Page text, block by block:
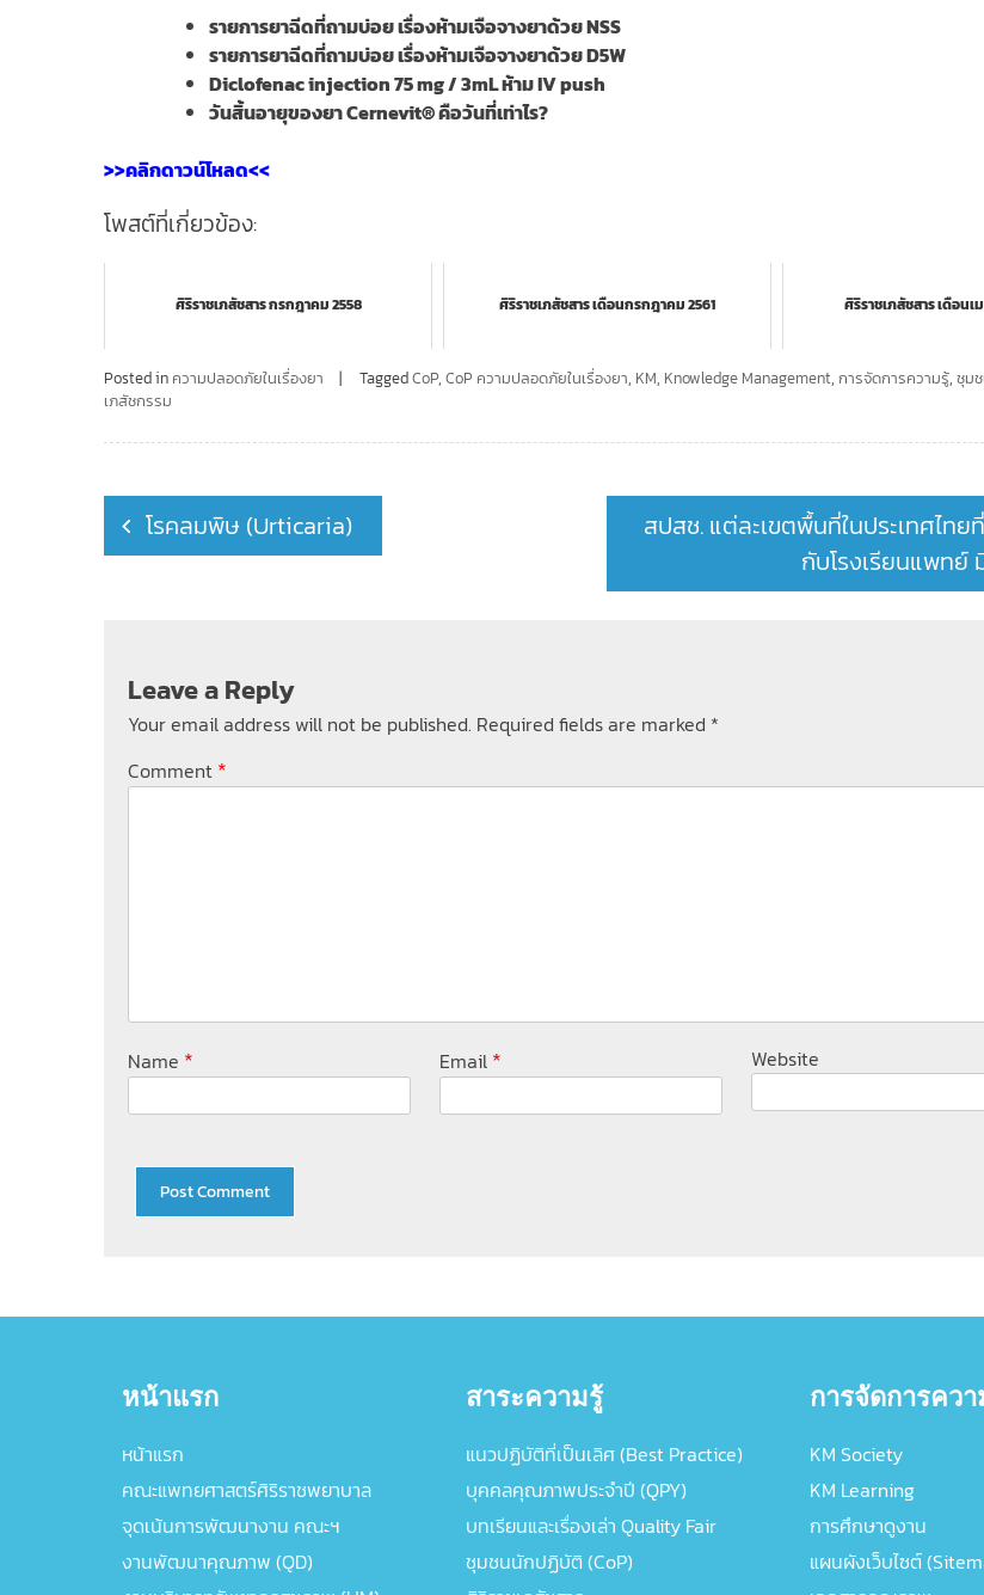
รายการยาฉีดที่ถามบ่อย เรื่องห้ามเจือจางยาด้วย NSS
รายการยาฉีดที่ถามบ่อย เรื่องห้ามเจือจางยาด้วย D5W
Diclofenac injection 75 mg / 3mL ห้าม IV push
วันสิ้นอายุของยา Cernevit® คือวันที่เท่าไร?
>>คลิกดาวน์โหลด<<
โพสต์ที่เกี่ยวข้อง:
ศิริราชเภสัชสาร กรกฎาคม 2558 ศิริราชเภสัชสาร เดือนกรกฎาคม 2561 ศิริราชเภสัชสาร เดือนเ
Posted in ความปลอดภัยในเรื่องยา TaggedCoP, CoP ความปลอดภัยในเรื่องยา, KM, Knowledge Management, การจัดการความรู้, ชุม
เภสัชกรรม
Post
navigation
โรคลมพิษ (Urticaria)
สปสช. แต่ละเขตพื้นที่ในประเทศไทย
กับโรงเรียนแพทย์
Leave a Reply
Your email address will not be published. Required fields are marked *
Comment *
Name * Email * Website
หน้าแรก
หน้าแรก
คณะแพทยศาสตร์ศิริราชพยาบาล
จุดเน้นการพัฒนางาน คณะฯ
งานพัฒนาคุณภาพ (QD)
สาระความรู้
แนวปฏิบัติที่เป็นเลิศ (Best Practice)
บุคคลคุณภาพประจำปี (QPY)
บทเรียนและเรื่องเล่า Quality Fair
ชุมชนนักปฏิบัติ (CoP)
การจัดการคว
KM Society
KM Learning
การศึกษาดูงาน
แผนผังเว็บไซต์